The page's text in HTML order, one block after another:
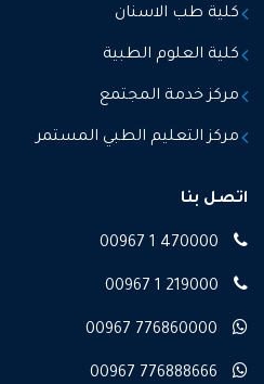
كلية طب الاسنان
كلية العلوم الطبية
مركز خدمة المجتمع
مركز التعليم الطبي المستمر
اتصل بنا
00967 1 470000
00967 1 219000
00967 776860000
00967 776888666